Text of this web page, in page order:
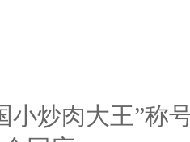
小炒肉大王”称